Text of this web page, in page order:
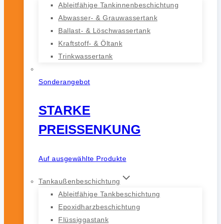
Ableitfähige Tankinnenbeschichtung
Abwasser- & Grauwassertank
Ballast- & Löschwassertank
Kraftstoff- & Öltank
Trinkwassertank
Sonderangebot
STARKE
PREISSENKUNG
Auf ausgewählte Produkte
Tankaußenbeschichtung
Ableitfähige Tankbeschichtung
Epoxidharzbeschichtung
Flüssiggastank